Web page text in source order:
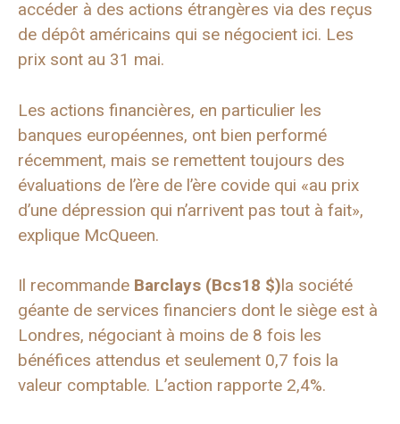
accéder à des actions étrangères via des reçus
de dépôt américains qui se négocient ici. Les
prix sont au 31 mai.
Les actions financières, en particulier les
banques européennes, ont bien performé
récemment, mais se remettent toujours des
évaluations de l’ère de l’ère covide qui «au prix
d’une dépression qui n’arrivent pas tout à fait»,
explique McQueen.
Il recommande Barclays (Bcs18 $)la société
géante de services financiers dont le siège est à
Londres, négociant à moins de 8 fois les
bénéfices attendus et seulement 0,7 fois la
valeur comptable. L’action rapporte 2,4%.